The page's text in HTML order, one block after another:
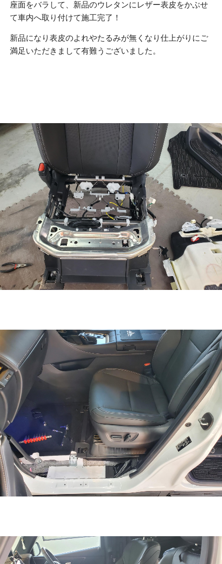
座面をバラして、新品のウレタンにレザー表皮をかぶせ
て車内へ取り付けて施工完了！
新品になり表皮のよれやたるみが無くなり仕上がりにご
満足いただきまして有難うございました。